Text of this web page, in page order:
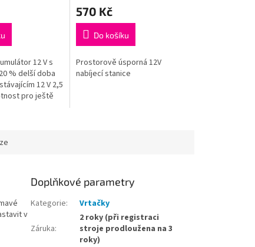
12 V s
% delší doba
12 V 2,5
pro ještě
570 Kč
Do košíku
Prostorově úsporná 12V
nabíjecí stanice
v
Doplňkové parametry
Kategorie: Vrtačky
Záruka:
2 roky (při registraci
stroje prodloužena na 3
roky)